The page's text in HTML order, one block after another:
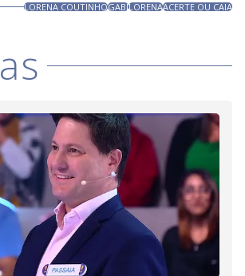
LORENA COUTINHOGABILORENAACERTE OU CAIA